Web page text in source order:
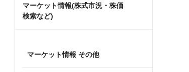
マーケット情報(株式市況・株価
検索など)
マーケット情報 その他